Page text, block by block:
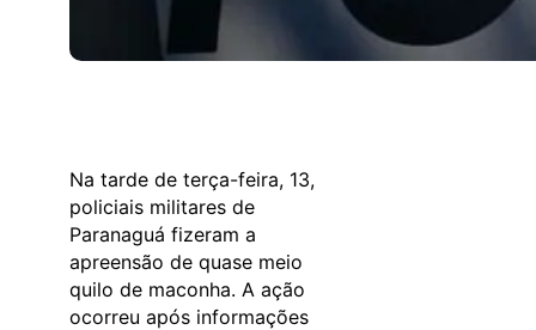
Na tarde de terça-feira, 13,
policiais militares de
Paranaguá fizeram a
apreensão de quase meio
quilo de maconha. A ação
ocorreu após informações